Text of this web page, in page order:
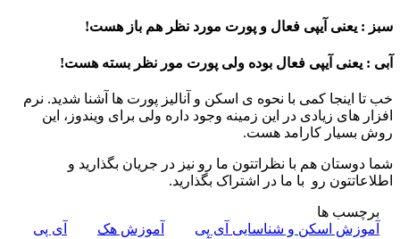
سبز : یعنی آیپی فعال و پورت مورد نظر هم باز هست!
آبی : یعنی آیپی فعال بوده ولی پورت مور نظر بسته هست!
خب تا اینجا کمی با نحوه ی اسکن و آنالیز پورت ها آشنا شدید. نرم
افزار های زیادی در این زمینه وجود داره ولی برای ویندوز، این
روش بسیار کارامد هست.
شما دوستان هم با نظراتتون ما رو نیز در جریان بگذارید و
اطلاعاتتون رو با ما در اشتراک بگذارید.
برچسب ها
آموزش اسکن و شناسایی آی پی
آموزش هک
آی پی